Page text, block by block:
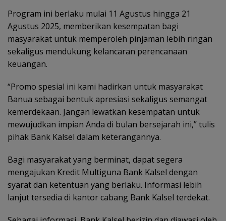
Program ini berlaku mulai 11 Agustus hingga 21
Agustus 2025, memberikan kesempatan bagi
masyarakat untuk memperoleh pinjaman lebih ringan
sekaligus mendukung kelancaran perencanaan
keuangan.
“Promo spesial ini kami hadirkan untuk masyarakat
Banua sebagai bentuk apresiasi sekaligus semangat
kemerdekaan. Jangan lewatkan kesempatan untuk
mewujudkan impian Anda di bulan bersejarah ini,” tulis
pihak Bank Kalsel dalam keterangannya.
Bagi masyarakat yang berminat, dapat segera
mengajukan Kredit Multiguna Bank Kalsel dengan
syarat dan ketentuan yang berlaku. Informasi lebih
lanjut tersedia di kantor cabang Bank Kalsel terdekat.